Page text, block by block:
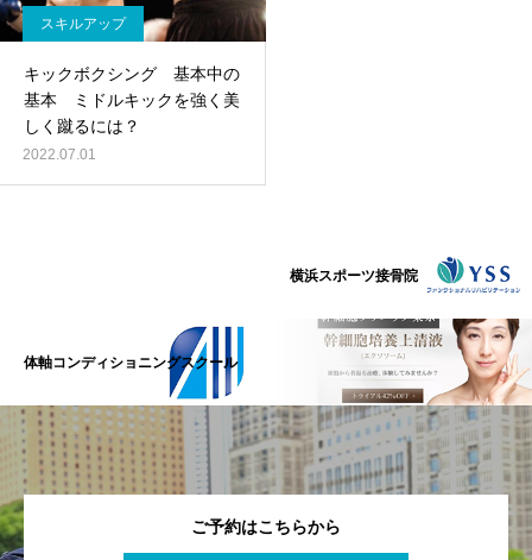
スキルアップ
キックボクシング 基本中の
基本 ミドルキックを強く美
しく蹴るには？
2022.07.01
横浜スポーツ接骨院
体軸コンディショニングスクール
ご予約はこちらから